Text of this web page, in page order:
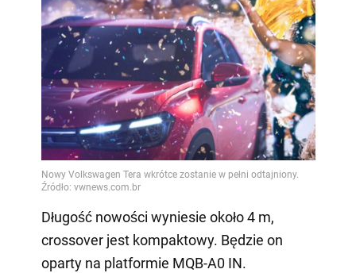
Długość nowości wyniesie około 4 m,
crossover jest kompaktowy. Będzie on
oparty na platformie MQB-A0 IN.